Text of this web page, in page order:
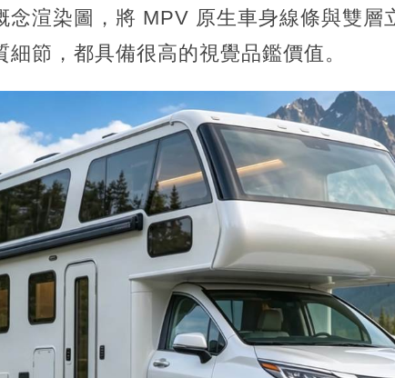
念渲染圖，將 MPV 原生車身線條與雙層
節，都具備很高的視覺品鑑價值。